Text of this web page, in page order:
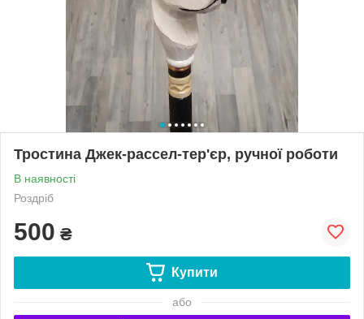
Тростина Джек-рассел-тер'єр, ручної роботи
В наявності
Роздріб
500 ₴
Купити
або